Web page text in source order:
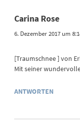
Carina Rose
6. Dezember 2017 um
[Traumschnee ] von
Mit seiner
ANTWORTEN